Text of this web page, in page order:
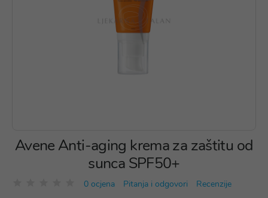
Avene Anti-aging krema za zaštitu od
sunca SPF50+
0 ocjena Pitanja i odgovori Recenzije